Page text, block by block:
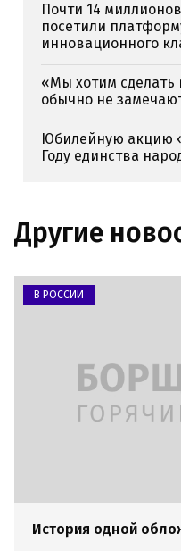
Почти 14
посетили
инновационного
«Мы хотим сделать
обычно не
Юбилейную акцию
Году единства
Другие
В РОССИИ
История одной